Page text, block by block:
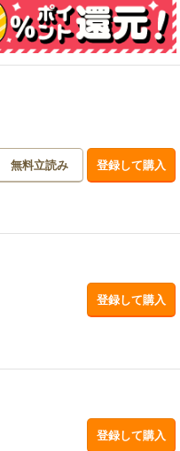
無料立読み 登録して購入
登録して購入
登録して購入